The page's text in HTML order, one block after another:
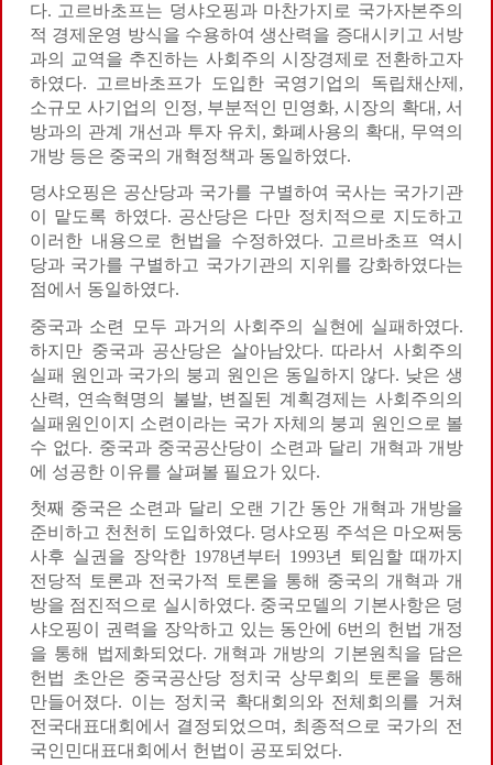
다. 고르바초프는 덩샤오핑과 마찬가지로 국가자본주의
적 경제운영 방식을 수용하여 생산력을 증대시키고 서방
과의 교역을 추진하는 사회주의 시장경제로 전환하고자
하였다. 고르바초프가 도입한 국영기업의 독립채산제,
소규모 사기업의 인정, 부분적인 민영화, 시장의 확대, 서
방과의 관계 개선과 투자 유치, 화폐사용의 확대, 무역의
개방 등은 중국의 개혁정책과 동일하였다.
덩샤오핑은 공산당과 국가를 구별하여 국사는 국가기관
이 맡도록 하였다. 공산당은 다만 정치적으로 지도하고
이러한 내용으로 헌법을 수정하였다. 고르바초프 역시
당과 국가를 구별하고 국가기관의 지위를 강화하였다는
점에서 동일하였다.
중국과 소련 모두 과거의 사회주의 실현에 실패하였다.
하지만 중국과 공산당은 살아남았다. 따라서 사회주의
실패 원인과 국가의 붕괴 원인은 동일하지 않다. 낮은 생
산력, 연속혁명의 불발, 변질된 계획경제는 사회주의의
실패원인이지 소련이라는 국가 자체의 붕괴 원인으로 볼
수 없다. 중국과 중국공산당이 소련과 달리 개혁과 개방
에 성공한 이유를 살펴볼 필요가 있다.
첫째 중국은 소련과 달리 오랜 기간 동안 개혁과 개방을
준비하고 천천히 도입하였다. 덩샤오핑 주석은 마오쩌둥
사후 실권을 장악한 1978년부터 1993년 퇴임할 때까지
전당적 토론과 전국가적 토론을 통해 중국의 개혁과 개
방을 점진적으로 실시하였다. 중국모델의 기본사항은 덩
샤오핑이 권력을 장악하고 있는 동안에 6번의 헌법 개정
을 통해 법제화되었다. 개혁과 개방의 기본원칙을 담은
헌법 초안은 중국공산당 정치국 상무회의 토론을 통해
만들어졌다. 이는 정치국 확대회의와 전체회의를 거쳐
전국대표대회에서 결정되었으며, 최종적으로 국가의 전
국인민대표대회에서 헌법이 공포되었다.